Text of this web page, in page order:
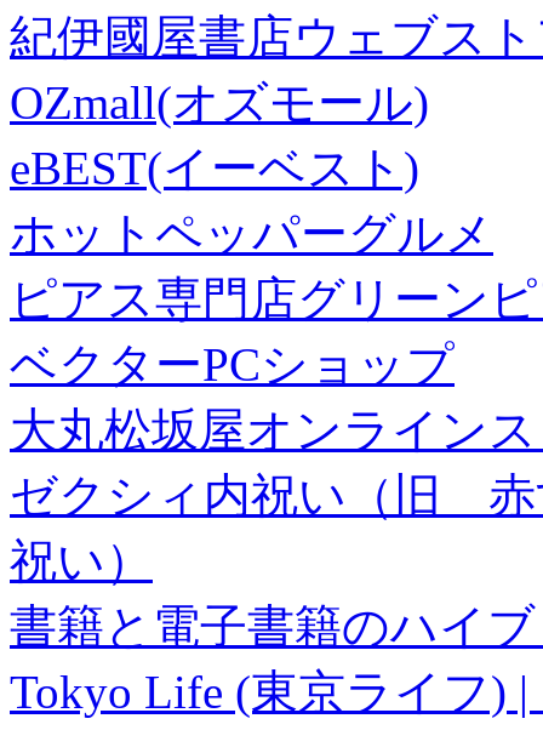
紀伊國屋書店ウェブス
OZmall(オズモール)
eBEST(イーベスト)
ホットペッパーグルメ
ピアス専門店グリーン
ベクターPCショップ
大丸松坂屋オンライン
ゼクシィ内祝い（旧 赤
祝い）
書籍と電子書籍のハイ
Tokyo Life (東京ライフ)